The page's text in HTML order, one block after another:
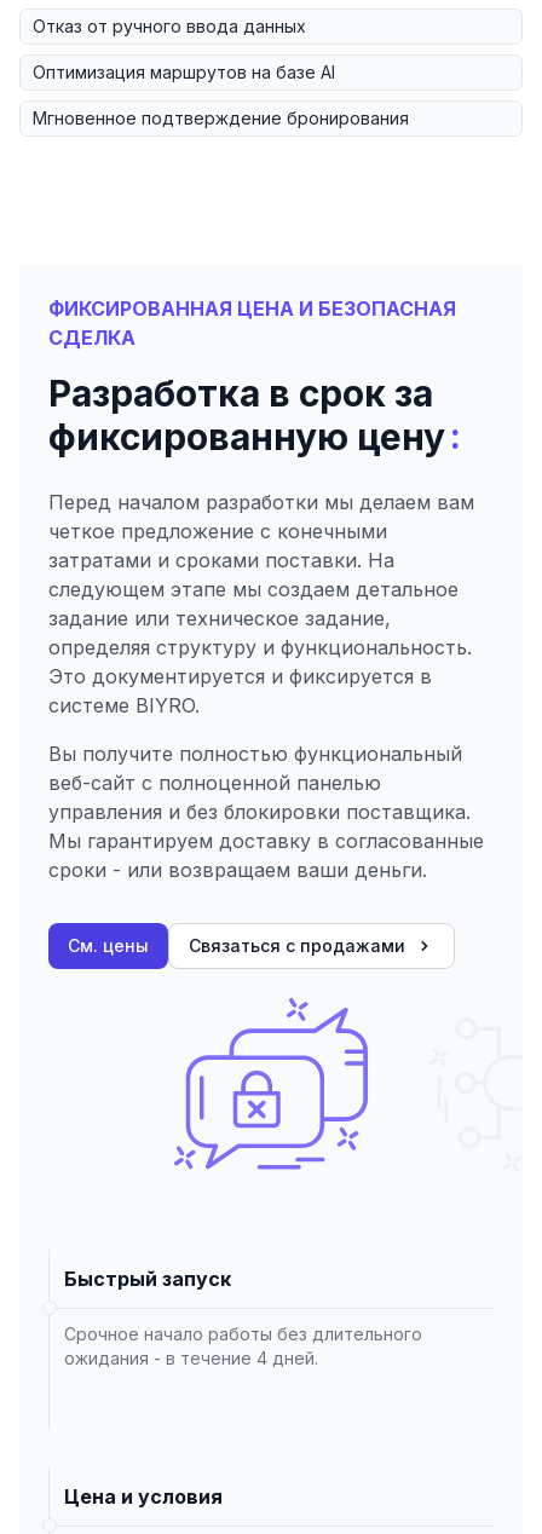
Отказ от ручного ввода данных
Оптимизация маршрутов на базе AI
Мгновенное подтверждение бронирования
ФИКСИРОВАННАЯ ЦЕНА И БЕЗОПАСНАЯ
СДЕЛКА
Разработка в срок за
фиксированную цену:
Перед началом разработки мы делаем вам
четкое предложение с конечными
затратами и сроками поставки. На
следующем этапе мы создаем детальное
задание или техническое задание,
определяя структуру и функциональность.
Это документируется и фиксируется в
системе BIYRO.
Вы получите полностью функциональный
веб-сайт с полноценной панелью
управления и без блокировки поставщика.
Мы гарантируем доставку в согласованные
сроки - или возвращаем ваши деньги.
См. цены Связаться с продажами
Быстрый запуск
Срочное начало работы без длительного
ожидания - в течение 4 дней.
Цена и условия